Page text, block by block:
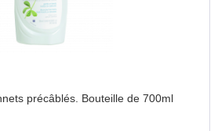
précâblés. Bouteille de 700ml